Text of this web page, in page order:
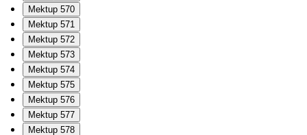
Mektup 570
Mektup 571
Mektup 572
Mektup 573
Mektup 574
Mektup 575
Mektup 576
Mektup 577
Mektup 578